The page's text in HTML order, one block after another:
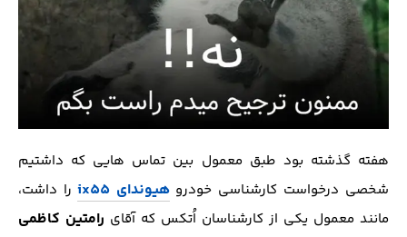
هفته گذشته بود طبق معمول بین تماس هایی که داشتیم
شخصی درخواست کارشناسی خودروهیوندای ix55
را داشت،
مانند معمول یکی از کارشناسان اُتکس که آقای رامتین کاظمی